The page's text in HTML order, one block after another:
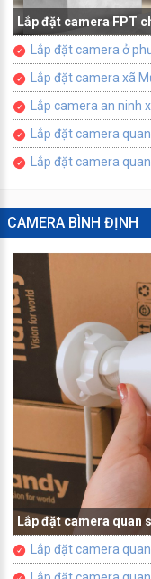
Lắp đặt camera FPT
Lắp đặt camera ở
Lắp đặt camera xã
Lắp camera an ninh
Lắp đặt camera
Lắp đặt camera
CAMERA BÌNH ĐỊNH
Lắp đặt camera quan
Lắp đặt camera